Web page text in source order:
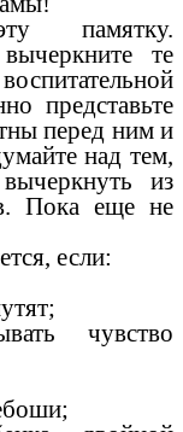
памятку.
те
представьте
перед ним и
над тем,
из
Пока еще не
если:
чувство